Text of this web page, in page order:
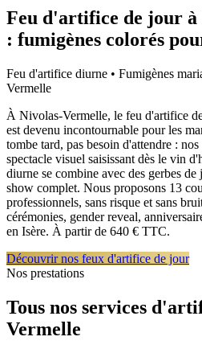
Feu d'artifice de jour à
: fumigènes colorés
Feu d'artifice diurne • Fumigènes
Vermelle
À Nivolas-Vermelle, le feu d'artifice
est devenu incontournable pour les
tombe tard, pas besoin d'attendre :
spectacle visuel saisissant dès le vin
diurne se combine avec des gerbes
show complet. Nous proposons 13
professionnels, sans risque et sans
cérémonies, gender reveal,
en Isère. À partir de 640 € TTC.
Découvrir nos feux d'artifice de jour
Nos prestations
Tous nos services
Vermelle